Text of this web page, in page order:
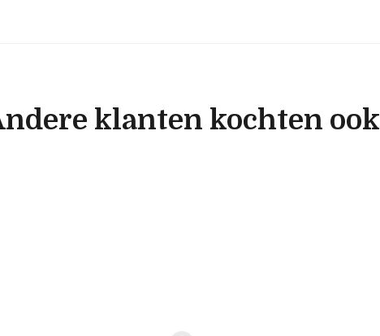
klanten kochten ook